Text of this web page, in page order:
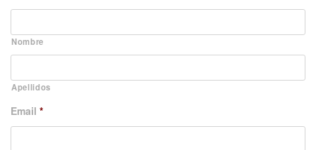
Nombre
Apellidos
Email *